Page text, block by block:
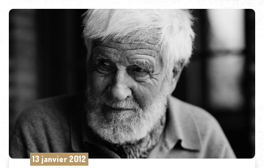
13 janvier 2012